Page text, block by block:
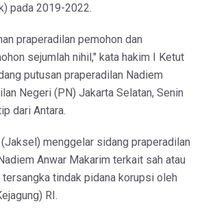
pada 2019-2022.
praperadilan pemohon dan
sejumlah nihil," kata hakim I Ketut
putusan praperadilan Nadiem
Negeri (PN) Jakarta Selatan, Senin
dari Antara.
menggelar sidang praperadilan
Anwar Makarim terkait sah atau
tindak pidana korupsi oleh
RI.